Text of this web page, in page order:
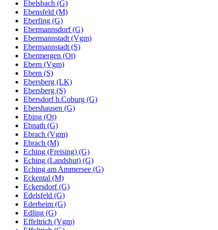
Ebelsbach (G)
Ebensfeld (M)
Eberfing (G)
Ebermannsdorf (G)
Ebermannstadt (Vgm)
Ebermannstadt (S)
Ebermergen (Ot)
Ebern (Vgm)
Ebern (S)
Ebersberg (LK)
Ebersberg (S)
Ebersdorf b.Coburg (G)
Ebershausen (G)
Ebing (Ot)
Ebnath (G)
Ebrach (Vgm)
Ebrach (M)
Eching (Freising) (G)
Eching (Landshut) (G)
Eching am Ammersee (G)
Eckental (M)
Eckersdorf (G)
Edelsfeld (G)
Ederheim (G)
Edling (G)
Effeltrich (Vgm)